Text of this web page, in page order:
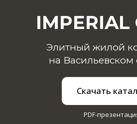
IMPERIAL
Элитный жилой
на Васильевском
Скачать
PDF-